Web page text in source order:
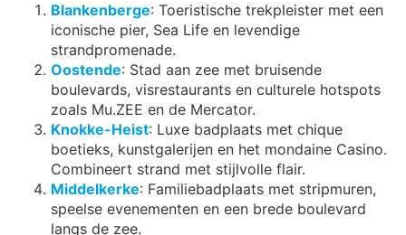
Blankenberge: Toeristische trekpleister met een
iconische pier, Sea Life en levendige
strandpromenade.
Oostende: Stad aan zee met bruisende
boulevards, visrestaurants en culturele hotspots
zoals Mu.ZEE en de Mercator.
Knokke-Heist: Luxe badplaats met chique
boetieks, kunstgalerijen en het mondaine Casino.
Combineert strand met stijlvolle flair.
Middelkerke: Familiebadplaats met stripmuren,
speelse evenementen en een brede boulevard
langs de zee.